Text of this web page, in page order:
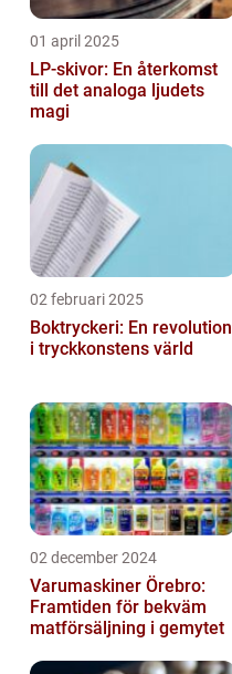
01 april 2025
LP-skivor: En återkomst
till det analoga ljudets
magi
02 februari 2025
Boktryckeri: En revolution
i tryckkonstens värld
02 december 2024
Varumaskiner Örebro:
Framtiden för bekväm
matförsäljning i gemytet